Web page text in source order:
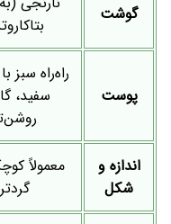
گوشت
پوست
راه‌راه سبز
سفید،
اندازه و
شکل
معمولاً
گردتر